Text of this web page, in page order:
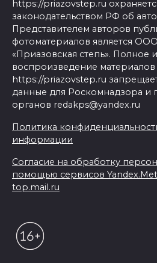
https://priazovstep.ru
законодательством РФ об
Представителем авторов
фотоматериалов является
«Приазовская степь». Полное
воспроизведение
https://priazovstep.ru
данные для Роскомнадзора и
органов redakps@yandex.ru
Политика
информации
Согласие на обработку
помощью сервисов
top.mail.ru